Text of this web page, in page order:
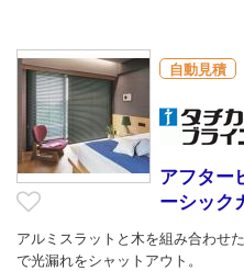
自動見積
アフター
ーシック
アルミスラットと木を組み合わせ
で光漏れをシャットアウト。